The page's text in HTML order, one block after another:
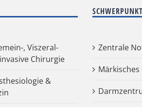
, Viszeral-
Chirurgie
&
Zentrale